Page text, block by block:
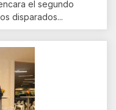
el segundo
disparados...